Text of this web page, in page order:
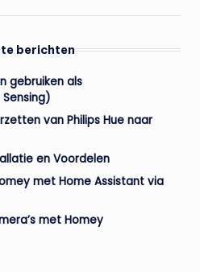
berichten
gebruiken als
van Philips Hue naar
en Voordelen
met Home Assistant via
met Homey